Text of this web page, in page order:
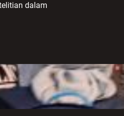
dalam